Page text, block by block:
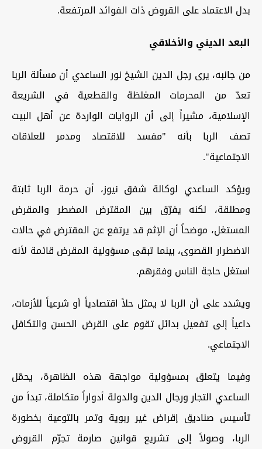
بدل الاعتماد على القروض ذات الفوائد المرتفعة.
البعد الديني والأخلاقي
من جانبه، يرى رجل الدين الشيخ نور الساعدي أن مسألة الربا
تعدّ من المحرمات المغلظة والقطعية في الشريعة
الإسلامية، مشيراً إلى أن الروايات الواردة عن أهل البيت
تصف الربا بأنه "مفسد للاقتصاد ومدمر للعلاقات
الاجتماعية".
ويؤكد الساعدي لوكالة شفق نيوز، أن حرمة الربا ثابتة
ومطلقة، لكنه يفرّق بين المقترض المضطر والمقرض
المستغل، موضحاً أن الإثم قد يرتفع عن المقترض في حالات
الاضطرار القصوى، بينما تبقى مسؤولية المقرض قائمة لأنه
استغل حاجة الناس وفقرهم.
ويشدد على أن الربا لا يمثل حلاً اقتصادياً أو شرعياً للأزمات،
داعياً إلى تفعيل بدائل تقوم على القرض الحسن والتكافل
الاجتماعي.
وفيما يتعلق بمسؤولية مواجهة هذه الظاهرة، يحمّل
الساعدي التجار ورجال الدين والدولة أدواراً متكاملة، تبدأ من
تأسيس صناديق إقراض غير ربوية وتمر بالتوعية بخطورة
الربا، وصولاً إلى تشريع قوانين صارمة تجرّم القروض